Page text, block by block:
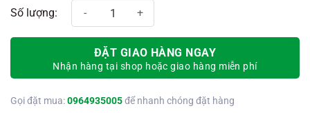
Chậu hồ điệp 5 cành số lượng
ĐẶT GIAO HÀNG NGAY
Nhận hàng tại shop hoặc giao hàng miễn phí
Gọi đặt mua:0964935005để nhanh chóng đặt hàng